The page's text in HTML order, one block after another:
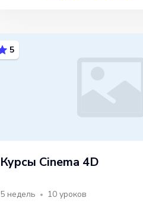
5
Курсы Cinema 4D
5 недель 10 уроков